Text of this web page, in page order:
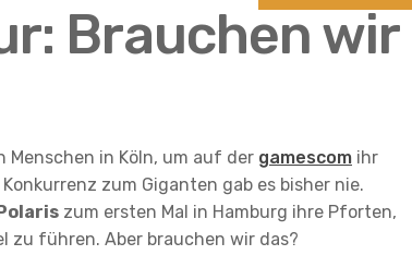
Brauchen wir
in Köln, um auf der gamescom ihr
zum Giganten gab es bisher nie.
zum ersten Mal in Hamburg ihre Pforten,
zu führen. Aber brauchen wir das?